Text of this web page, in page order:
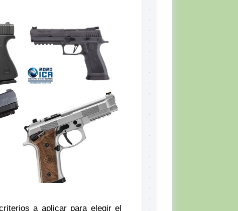
Skill
Set,
por
Tiger
McKee
Momento
del
Combatiente
Lectura
recomendada
Situación
a aplicar para elegir el